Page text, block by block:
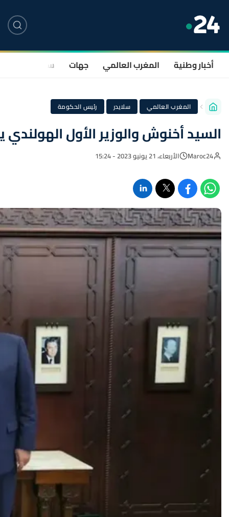
أخبار وطنية المغرب العالمي جهات سياسة
المغرب العالمي · سلايدر · رئيس الحكومة
السيد أخنوش والوزير الأول
Maroc24 الأربعاء، 21 يونيو 2023 - 15:24